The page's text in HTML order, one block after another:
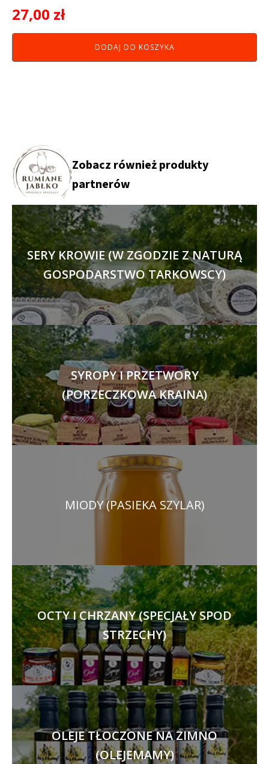
27,00 zł
DODAJ DO KOSZYKA
Zobacz również produkty
partnerów
SERY KROWIE (W ZGODZIE Z NATURĄ
GOSPODARSTWO TARKOWSCY)
SYROPY I PRZETWORY
(PORZECZKOWA KRAINA)
MIODY (PASIEKA SZYLAR)
OCTY I CHRZANY (SPECJAŁY SPOD
STRZECHY)
OLEJE TŁOCZONE NA ZIMNO
(OLEJEMAMY)